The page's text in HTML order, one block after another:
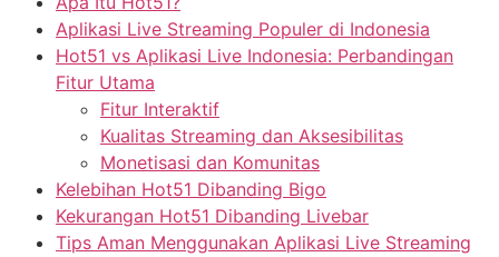
Aplikasi Live Streaming Populer di Indonesia
Hot51 vs Aplikasi Live Indonesia: Perbandingan
Fitur Utama
Fitur Interaktif
Kualitas Streaming dan Aksesibilitas
Monetisasi dan Komunitas
Kelebihan Hot51 Dibanding Bigo
Kekurangan Hot51 Dibanding Livebar
Tips Aman Menggunakan Aplikasi Live Streaming